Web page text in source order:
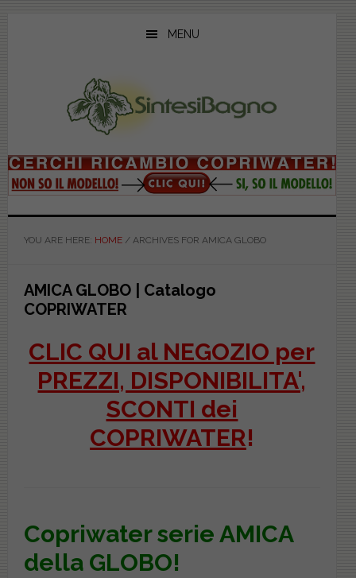
MENU
YOU ARE HERE: HOME /ARCHIVES FOR AMICA GLOBO
AMICA GLOBO | Catalogo
COPRIWATER
CLIC QUI al NEGOZIO per
PREZZI, DISPONIBILITA',
SCONTI dei
COPRIWATER!
Copriwater serie AMICA
della GLOBO!